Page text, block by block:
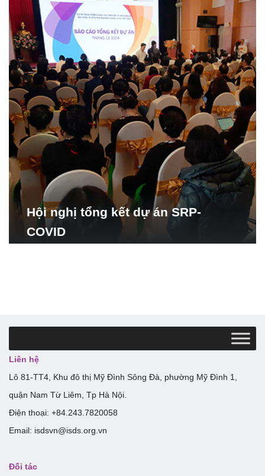
Hội nghị tổng kết dự án SRP-
COVID
Liên hệ
Lô 81-TT4, Khu đô thị Mỹ Đình Sông Đà, phường Mỹ Đình 1,
quận Nam Từ Liêm, Tp Hà Nội.
Điện thoại: +84.243.7820058
Email: isdsvn@isds.org.vn
Đối tác